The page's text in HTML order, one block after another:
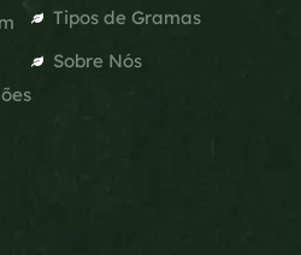
Tipos de Gramas
Sobre Nós